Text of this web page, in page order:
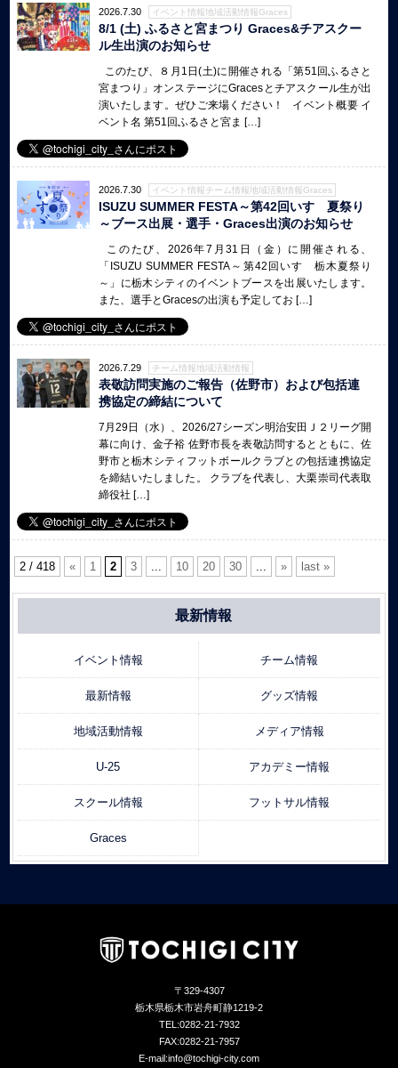
2026.7.30 イベント情報地域活動情報Graces
8/1 (土) ふるさと宮まつり Graces&チアスクー
ル生出演のお知らせ
このたび、８月1日(土)に開催される「第51回ふるさと
宮まつり」オンステージにGracesとチアスクール生が出
演いたします。ぜひご来場ください！ イベント概要 イ
ベント名 第51回ふるさと宮ま […]
2026.7.30 イベント情報チーム情報地域活動情報Graces
ISUZU SUMMER FESTA～第42回いすゞ夏祭り
～ブース出展・選手・Graces出演のお知らせ
このたび、2026年7月31日（金）に開催される、
「ISUZU SUMMER FESTA～第42回いすゞ栃木夏祭り
～」に栃木シティのイベントブースを出展いたします。
また、選手とGracesの出演も予定してお […]
2026.7.29 チーム情報地域活動情報
表敬訪問実施のご報告（佐野市）および包括連
携協定の締結について
7月29日（水）、2026/27シーズン明治安田Ｊ２リーグ開
幕に向け、金子裕 佐野市長を表敬訪問するとともに、佐
野市と栃木シティフットボールクラブとの包括連携協定
を締結いたしました。 クラブを代表し、大栗崇司代表取
締役社 […]
2 / 418 « 1 2 3 ... 10 20 30 ... » last »
最新情報
イベント情報 チーム情報
最新情報 グッズ情報
地域活動情報 メディア情報
U-25 アカデミー情報
スクール情報 フットサル情報
Graces
〒329-4307
栃木県栃木市岩舟町静1219-2
TEL:0282-21-7932
FAX:0282-21-7957
E-mail:info@tochigi-city.com